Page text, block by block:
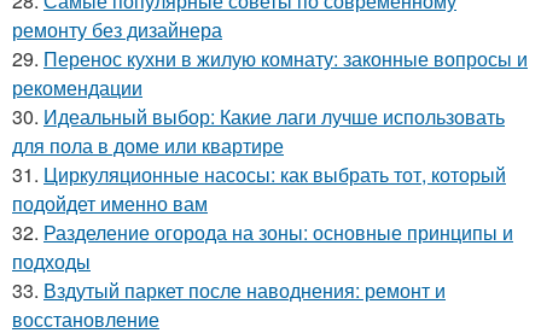
ремонту без дизайнера
29. Перенос кухни в жилую комнату: законные вопросы и
рекомендации
30. Идеальный выбор: Какие лаги лучше использовать
для пола в доме или квартире
31. Циркуляционные насосы: как выбрать тот, который
подойдет именно вам
32. Разделение огорода на зоны: основные принципы и
подходы
33. Вздутый паркет после наводнения: ремонт и
восстановление